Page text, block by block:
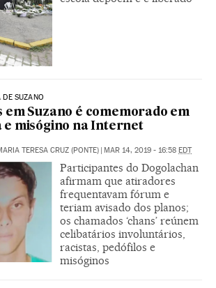
DE SUZANO
em Suzano é comemorado em
e misógino na Internet
TERESA CRUZ (PONTE) | MAR 14, 2019 - 16:58 EDT
Participantes do Dogolachan
afirmam que atiradores
frequentavam fórum e
teriam avisado dos planos;
os chamados ‘chans’ reúnem
celibatários involuntários,
racistas, pedófilos e
misóginos